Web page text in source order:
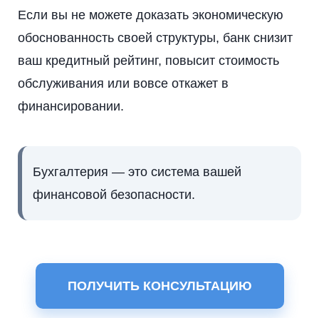
Если вы не можете доказать экономическую
обоснованность своей структуры, банк снизит
ваш кредитный рейтинг, повысит стоимость
обслуживания или вовсе откажет в
финансировании.
Бухгалтерия — это система вашей
финансовой безопасности.
ПОЛУЧИТЬ КОНСУЛЬТАЦИЮ